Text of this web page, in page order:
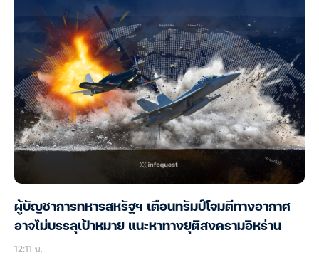
ผู้บัญชาการทหารสหรัฐฯ เตือนทรัมป์โจมตีทางอากาศ
อาจไม่บรรลุเป้าหมาย แนะหาทางยุติสงครามอิหร่าน
12:11 น.